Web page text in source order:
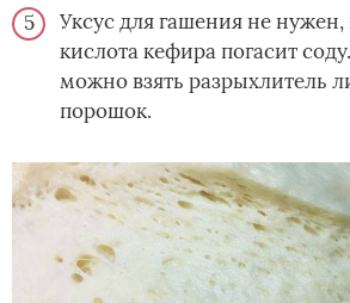
Уксус для гашения не нужен,
кислота кефира погасит
можно взять разрыхлитель
порошок.